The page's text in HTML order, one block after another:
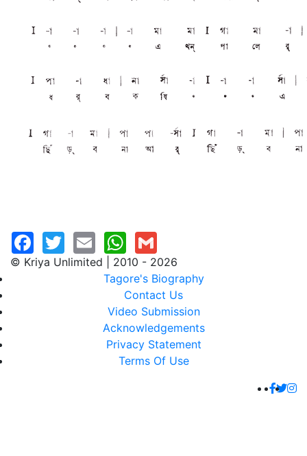
© Kriya Unlimited | 2010 - 2026
Tagore's Biography
Contact Us
Video Submission
Acknowledgements
Privacy Statement
Terms Of Use